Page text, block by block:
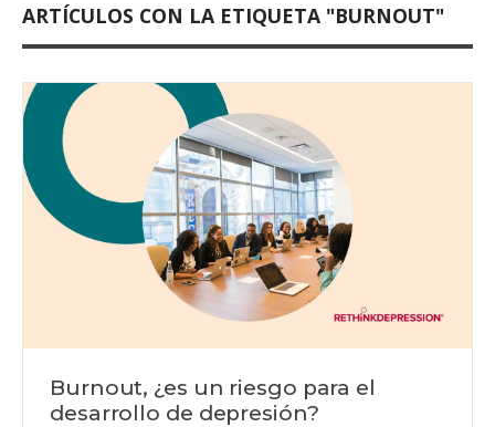
ARTÍCULOS CON LA ETIQUETA "BURNOUT"
Burnout, ¿es un riesgo para el
desarrollo de depresión?